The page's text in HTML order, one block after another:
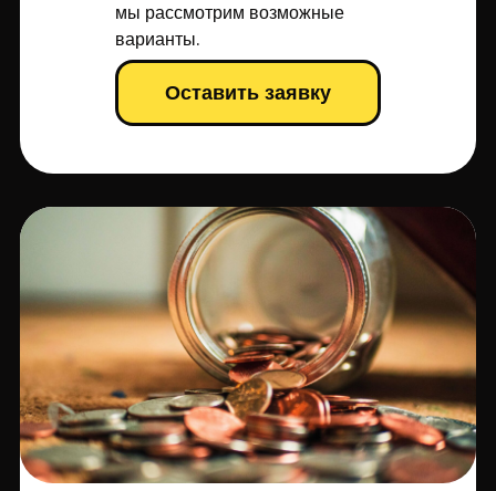
мы рассмотрим возможные
варианты.
Оставить заявку